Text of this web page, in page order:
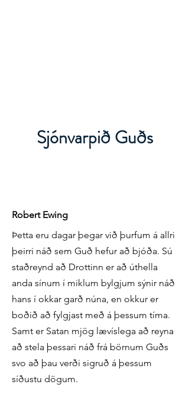
Sjónvarpið Guðs
Robert Ewing
Þetta eru dagar þegar við þurfum á allri
þeirri náð sem Guð hefur að bjóða. Sú
staðreynd að Drottinn er að úthella
anda sínum í miklum bylgjum sýnir náð
hans í okkar garð núna, en okkur er
boðið að fylgjast með á þessum tíma.
Samt er Satan mjög lævíslega að reyna
að stela þessari náð frá börnum Guðs
svo að þau verði sigruð á þessum
síðustu dögum.